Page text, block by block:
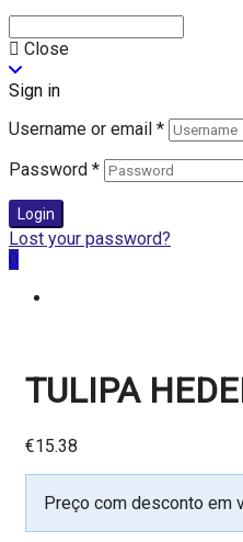
Close
Sign in
Username or email *
Password *
Login
Lost your password?
0
TULIPA
€15.38
Preço com desconto em